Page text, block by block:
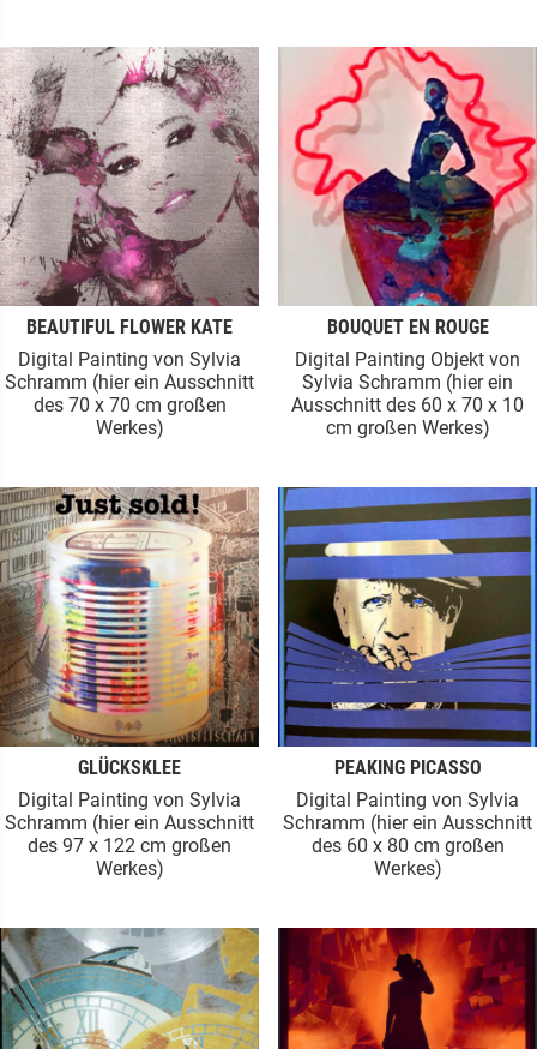
BEAUTIFUL FLOWER KATE
Digital Painting von Sylvia
Schramm (hier ein Ausschnitt
des 70 x 70 cm großen
Werkes)
BOUQUET EN ROUGE
Digital Painting Objekt von
Sylvia Schramm (hier ein
Ausschnitt des 60 x 70 x 10
cm großen Werkes)
GLÜCKSKLEE
Digital Painting von Sylvia
Schramm (hier ein Ausschnitt
des 97 x 122 cm großen
Werkes)
PEAKING PICASSO
Digital Painting von Sylvia
Schramm (hier ein Ausschnitt
des 60 x 80 cm großen
Werkes)